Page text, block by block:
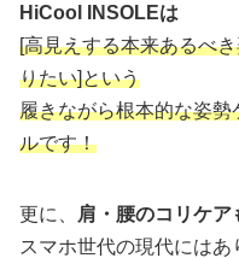
HiCool INSOLEは
[高見えする本来あるべ
りたい]という
履きながら根本的な姿
ルです！
更に、 肩・腰のコリケア
スマホ世代の現代にはあ